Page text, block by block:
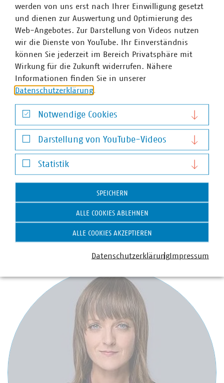
Wasser/Abwasser
+49 170 8580-226
luig(at)vku(dot)de
werden von uns erst nach Ihrer Einwilligung gesetzt
und dienen zur Auswertung und Optimierung des
Web-Angebotes. Zur Darstellung von Videos nutzen
wir die Dienste von YouTube. Ihr Einverständnis
können Sie jederzeit im Bereich Privatsphäre mit
Wirkung für die Zukunft widerrufen. Nähere
Informationen finden Sie in unserer
Datenschutzerklärung.
Notwendige Cookies
Notwendige Cookies
Darstellung von YouTube-Videos
Darstellung von YouTube-Videos
Statistik
Statistik
SPEICHERN
ALLE COOKIES ABLEHNEN
ALLE COOKIES AKZEPTIEREN
DatenschutzerklärungImpressum